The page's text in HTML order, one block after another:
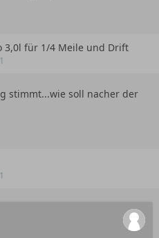
3,0l für 1/4 Meile und Drift
stimmt...wie soll nacher der